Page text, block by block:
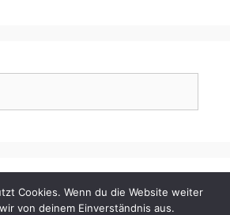
Cookies. Wenn du die Website weiter
von deinem Einverständnis aus.